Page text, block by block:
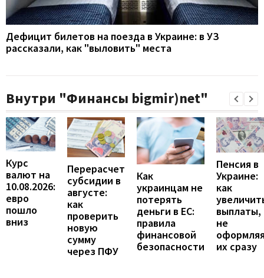
Дефицит билетов на поезда в Украине: в УЗ
рассказали, как "выловить" места
Внутри "Финансы bigmir)net"
Курс
валют на
10.08.2026:
евро
пошло
вниз
Перерасчет
субсидии в
августе:
как
проверить
новую
сумму
через ПФУ
Как
украинцам не
потерять
деньги в ЕС:
правила
финансовой
безопасности
Пенсия в
Украине:
как
выплаты,
не
их сразу